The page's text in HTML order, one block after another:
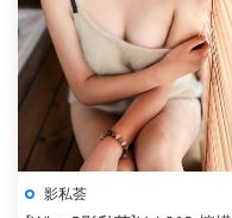
影私荟